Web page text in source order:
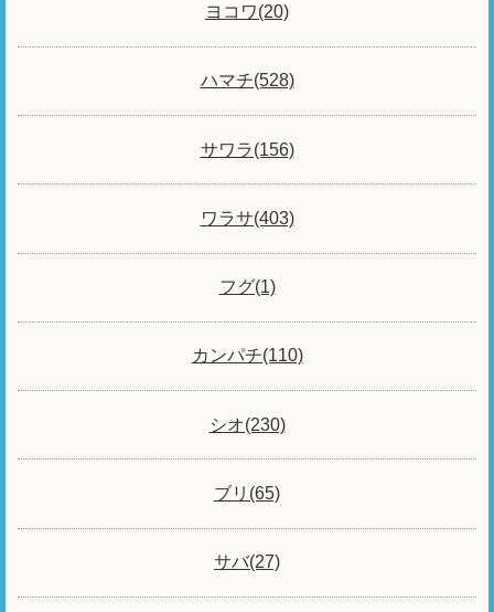
ヨコワ(20)
ハマチ(528)
サワラ(156)
ワラサ(403)
フグ(1)
カンパチ(110)
シオ(230)
ブリ(65)
サバ(27)